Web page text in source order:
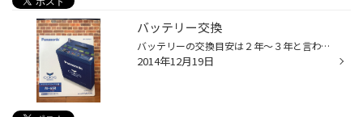
バッテリー交換
バッテリーの交換目安は２年～３年と言われています。 使っているうちに劣化してしまいますが 見た目では、 わからないものです。。。 タイヤ館では、バッテリーの専用テスターですぐに バッテリーの状態を診断できます！！（無料です） 交換が必要な時は お客様のご要望とお車に合うバッテリーをご...
2014年12月19日